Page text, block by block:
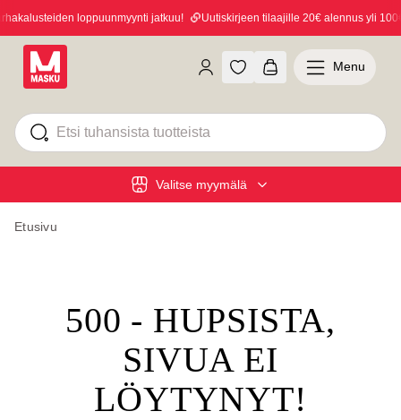
loppuunmyynti jatkuu! Uutiskirjeen tilaajille 20€ alennus yli 100€
Valitse myymälä
Menu
Etusivu
500 - HUPSISTA,
SIVUA EI
LÖYTYNYT!